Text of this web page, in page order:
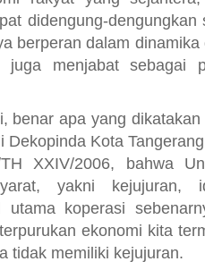
benar apa yang
Dekopinda Kota
XXIV/2006, bahwa
yakni kejujuran,
utama koperasi
ekonomi kita
tidak memiliki kejujuran.